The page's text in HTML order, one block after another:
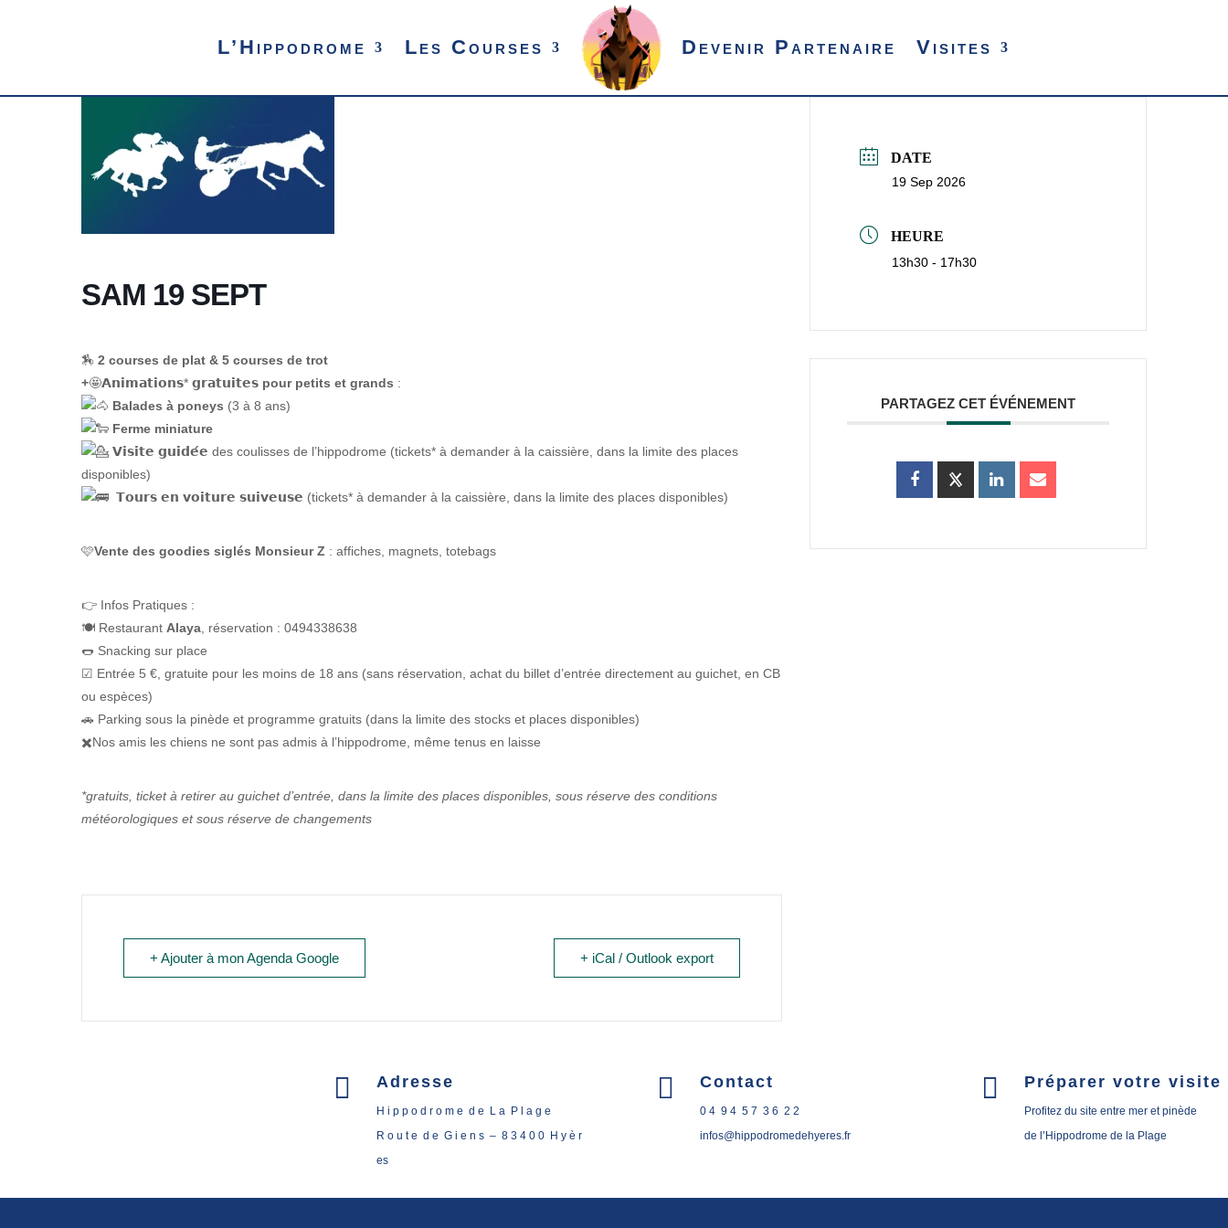
L’Hippodrome Les Courses Devenir Partenaire Visites
SAM 19 SEPT
🏇 2 courses de plat & 5 courses de trot
+🤩𝗔𝗻𝗶𝗺𝗮𝘁𝗶𝗼𝗻𝘀* 𝗴𝗿𝗮𝘁𝘂𝗶𝘁𝗲𝘀 pour petits et grands :
Balades à poneys (3 à 8 ans)
Ferme miniature
𝗩𝗶𝘀𝗶𝘁𝗲 𝗴𝘂𝗶𝗱𝗲́𝗲 des coulisses de l’hippodrome (tickets* à demander à la caissière, dans la limite des places
disponibles)
𝗧𝗼𝘂𝗿𝘀 𝗲𝗻 𝘃𝗼𝗶𝘁𝘂𝗿𝗲 𝘀𝘂𝗶𝘃𝗲𝘂𝘀𝗲 (tickets* à demander à la caissière, dans la limite des places disponibles)
🩷Vente des goodies siglés Monsieur Z : affiches, magnets, totebags
👉 Infos Pratiques :
🍽️ Restaurant Alaya, réservation : 0494338638
🌭 Snacking sur place
☑ Entrée 5 €, gratuite pour les moins de 18 ans (sans réservation, achat du billet d’entrée directement au guichet, en CB
ou espèces)
🚗 Parking sous la pinède et programme gratuits (dans la limite des stocks et places disponibles)
✖️Nos amis les chiens ne sont pas admis à l’hippodrome, même tenus en laisse
*gratuits, ticket à retirer au guichet d’entrée, dans la limite des places disponibles, sous réserve des conditions
météorologiques et sous réserve de changements
+ Ajouter à mon Agenda Google + iCal / Outlook export
DATE
19 Sep 2026
HEURE
13h30 - 17h30
PARTAGEZ CET ÉVÉNEMENT
 Adresse
H i p p o d r o m e d e L a P l a g e
R o u t e d e G i e n s – 8 3 4 0 0 H y è r
es
 Contact
0 4 9 4 5 7 3 6 2 2
infos@hippodromedehyeres.fr
 Préparer votre visite
Profitez du site entre mer et pinède
de l’Hippodrome de la Plage